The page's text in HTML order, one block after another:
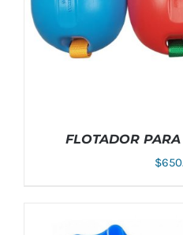
FLOTADOR
$